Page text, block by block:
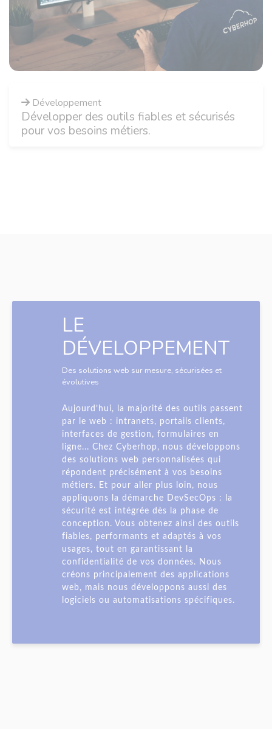
Développement
Développer des outils fiables et sécurisés
pour vos besoins métiers.
LE
DÉVELOPPEMENT
Des solutions web sur mesure, sécurisées et
évolutives
Aujourd’hui, la majorité des outils passent
par le web : intranets, portails clients,
interfaces de gestion, formulaires en
ligne... Chez Cyberhop, nous développons
des solutions web personnalisées qui
répondent précisément à vos besoins
métiers. Et pour aller plus loin, nous
appliquons la démarche DevSecOps : la
sécurité est intégrée dès la phase de
conception. Vous obtenez ainsi des outils
fiables, performants et adaptés à vos
usages, tout en garantissant la
confidentialité de vos données. Nous
créons principalement des applications
web, mais nous développons aussi des
logiciels ou automatisations spécifiques.